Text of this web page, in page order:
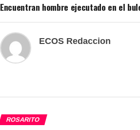
Encuentran hombre ejecutado en el
ECOS Redaccion
ROSARITO